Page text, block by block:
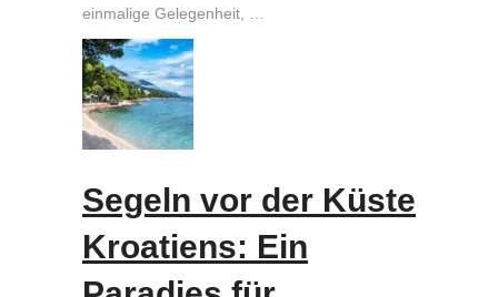
einmalige Gelegenheit, …
Segeln vor der Küste
Kroatiens: Ein